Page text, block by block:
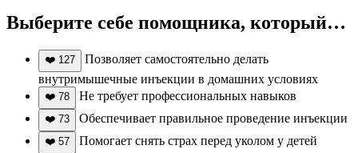
Выберите себе помощника, который…
❤️ 127
Позволяет самостоятельно делать
внутримышечные инъекции в домашних условиях
❤️ 78 Не требует профессиональных навыков
❤️ 73 Обеспечивает правильное проведение инъекции
❤️ 57 Помогает снять страх перед уколом у детей